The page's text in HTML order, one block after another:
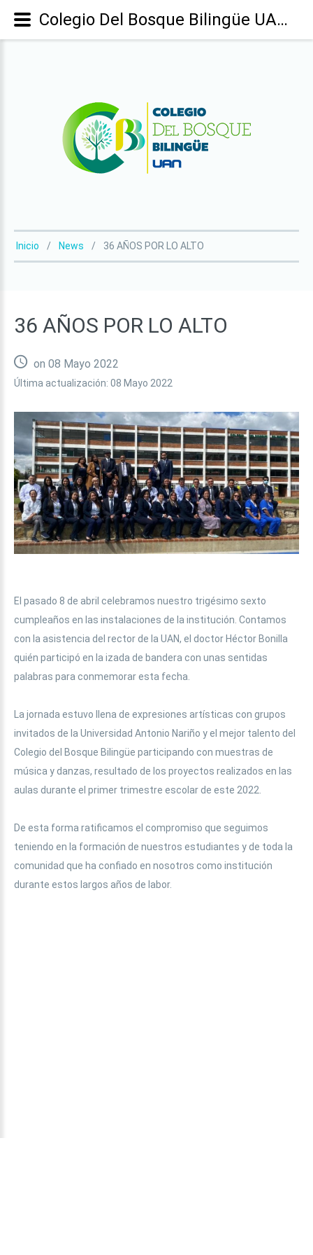
Inicio News 36 AÑOS POR LO ALTO
36 AÑOS POR LO ALTO
on 08 Mayo 2022
Última actualización: 08 Mayo 2022
El pasado 8 de abril celebramos nuestro trigésimo sexto
cumpleaños en las instalaciones de la institución. Contamos
con la asistencia del rector de la UAN, el doctor Héctor Bonilla
quién participó en la izada de bandera con unas sentidas
palabras para conmemorar esta fecha.
La jornada estuvo llena de expresiones artísticas con grupos
invitados de la Universidad Antonio Nariño y el mejor talento del
Colegio del Bosque Bilingüe participando con muestras de
música y danzas, resultado de los proyectos realizados en las
aulas durante el primer trimestre escolar de este 2022.
De esta forma ratificamos el compromiso que seguimos
teniendo en la formación de nuestros estudiantes y de toda la
comunidad que ha confiado en nosotros como institución
durante estos largos años de labor.
Colegio Del Bosque Bilingüe UAN - 36 AÑOS POR LO ALTO